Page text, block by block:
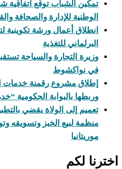
تمكين الشباب توقع اتفاقية
الوطنية للإدارة والصحافة
انطلاق أعمال ورشة تكوينية
البرلماني للتغذية
وزيرة التجارة والسياحة
في نواكشوط
إطلاق مشروع رقمنة خدمات
وربطها بالبوابة الحكومية
تعميم إلى الولاة يقضي
منظمة لبيع الخبز وتسويقه
موريتانيا
اخترنا لكم